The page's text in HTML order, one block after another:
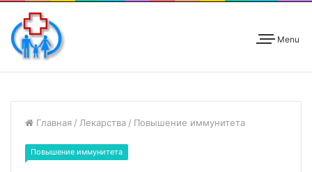
Menu
Главная / Лекарства / Повышение иммунитета
Повышение иммунитета